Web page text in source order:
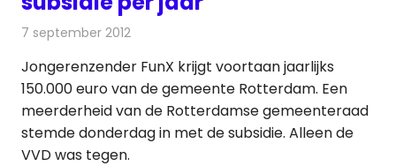
7 september 2012
Jongerenzender FunX krijgt voortaan jaarlijks
150.000 euro van de gemeente Rotterdam. Een
meerderheid van de Rotterdamse gemeenteraad
stemde donderdag in met de subsidie. Alleen de
VVD was tegen.